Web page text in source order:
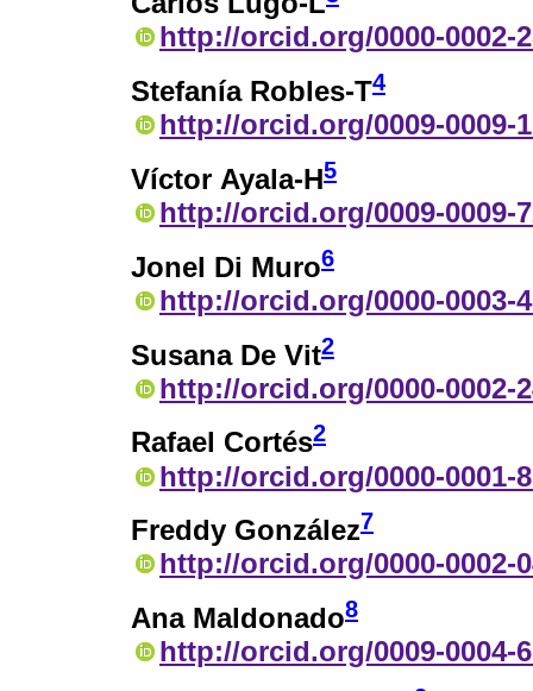
http://orcid.org/0000-0002-
Stefanía Robles-T4
http://orcid.org/0009-0009-
Víctor Ayala-H5
http://orcid.org/0009-0009-
Jonel Di Muro6
http://orcid.org/0000-0003-
Susana De Vit2
http://orcid.org/0000-0002-
Rafael Cortés2
http://orcid.org/0000-0001-
Freddy González7
http://orcid.org/0000-0002-
Ana Maldonado8
http://orcid.org/0009-0004-